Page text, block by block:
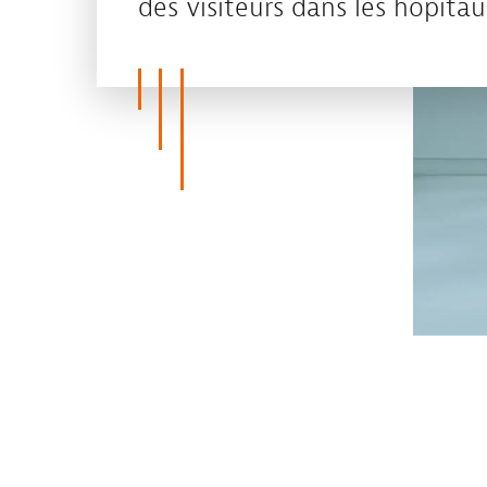
des visiteurs dans les